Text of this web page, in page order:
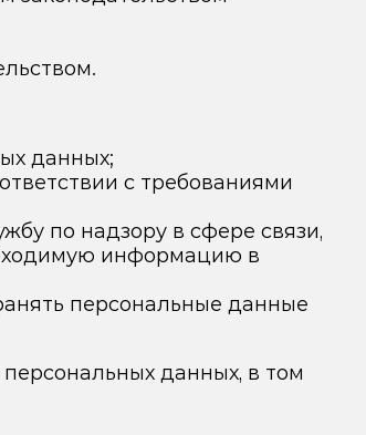
данных;
с требованиями
по надзору в сфере связи,
информацию в
персональные данные
данных, в том